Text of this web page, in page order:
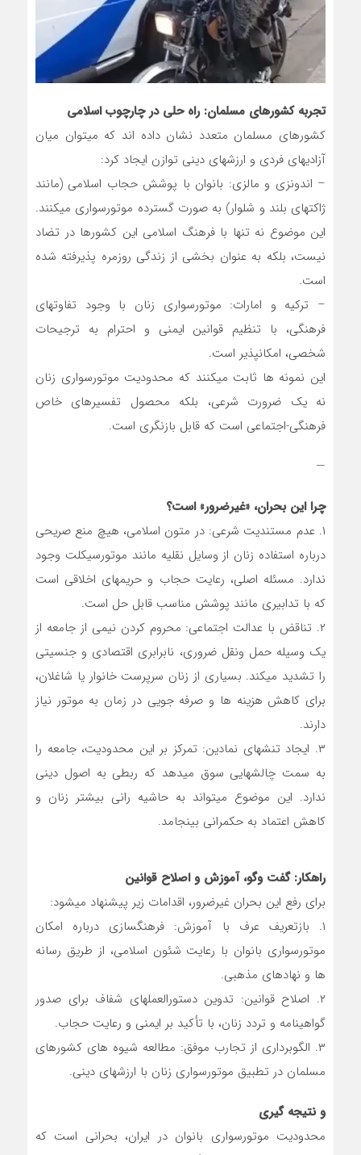
تجربه کشورهای مسلمان: راه حلی در چارچوب اسلامی
کشورهای مسلمان متعدد نشان داده اند که میتوان میان
آزادیهای فردی و ارزشهای دینی توازن ایجاد کرد:
– اندونزی و مالزی: بانوان با پوشش حجاب اسلامی (مانند
ژاکتهای بلند و شلوار) به صورت گسترده موتورسواری میکنند.
این موضوع نه تنها با فرهنگ اسلامی این کشورها در تضاد
نیست، بلکه به عنوان بخشی از زندگی روزمره پذیرفته شده
است.
– ترکیه و امارات: موتورسواری زنان با وجود تفاوتهای
فرهنگی، با تنظیم قوانین ایمنی و احترام به ترجیحات
شخصی، امکانپذیر است.
این نمونه ها ثابت میکنند که محدودیت موتورسواری زنان
نه یک ضرورت شرعی، بلکه محصول تفسیرهای خاص
فرهنگی-اجتماعی است که قابل بازنگری است.
—
چرا این بحران، «غیرضرور» است؟
۱. عدم مستندیت شرعی: در متون اسلامی، هیچ منع صریحی
درباره استفاده زنان از وسایل نقلیه مانند موتورسیکلت وجود
ندارد. مسئله اصلی، رعایت حجاب و حریمهای اخلاقی است
که با تدابیری مانند پوشش مناسب قابل حل است.
۲. تناقض با عدالت اجتماعی: محروم کردن نیمی از جامعه از
یک وسیله حمل ونقل ضروری، نابرابری اقتصادی و جنسیتی
را تشدید میکند. بسیاری از زنان سرپرست خانوار یا شاغلان،
برای کاهش هزینه ها و صرفه جویی در زمان به موتور نیاز
دارند.
۳. ایجاد تنشهای نمادین: تمرکز بر این محدودیت، جامعه را
به سمت چالشهایی سوق میدهد که ربطی به اصول دینی
ندارد. این موضوع میتواند به حاشیه رانی بیشتر زنان و
کاهش اعتماد به حکمرانی بینجامد.
راهکار: گفت وگو، آموزش و اصلاح قوانین
برای رفع این بحران غیرضرور، اقدامات زیر پیشنهاد میشود:
۱. بازتعریف عرف با آموزش: فرهنگسازی درباره امکان
موتورسواری بانوان با رعایت شئون اسلامی، از طریق رسانه
ها و نهادهای مذهبی.
۲. اصلاح قوانین: تدوین دستورالعملهای شفاف برای صدور
گواهینامه و تردد زنان، با تأکید بر ایمنی و رعایت حجاب.
۳. الگوبرداری از تجارب موفق: مطالعه شیوه های کشورهای
مسلمان در تطبیق موتورسواری زنان با ارزشهای دینی.
و نتیجه گیری
محدودیت موتورسواری بانوان در ایران، بحرانی است که